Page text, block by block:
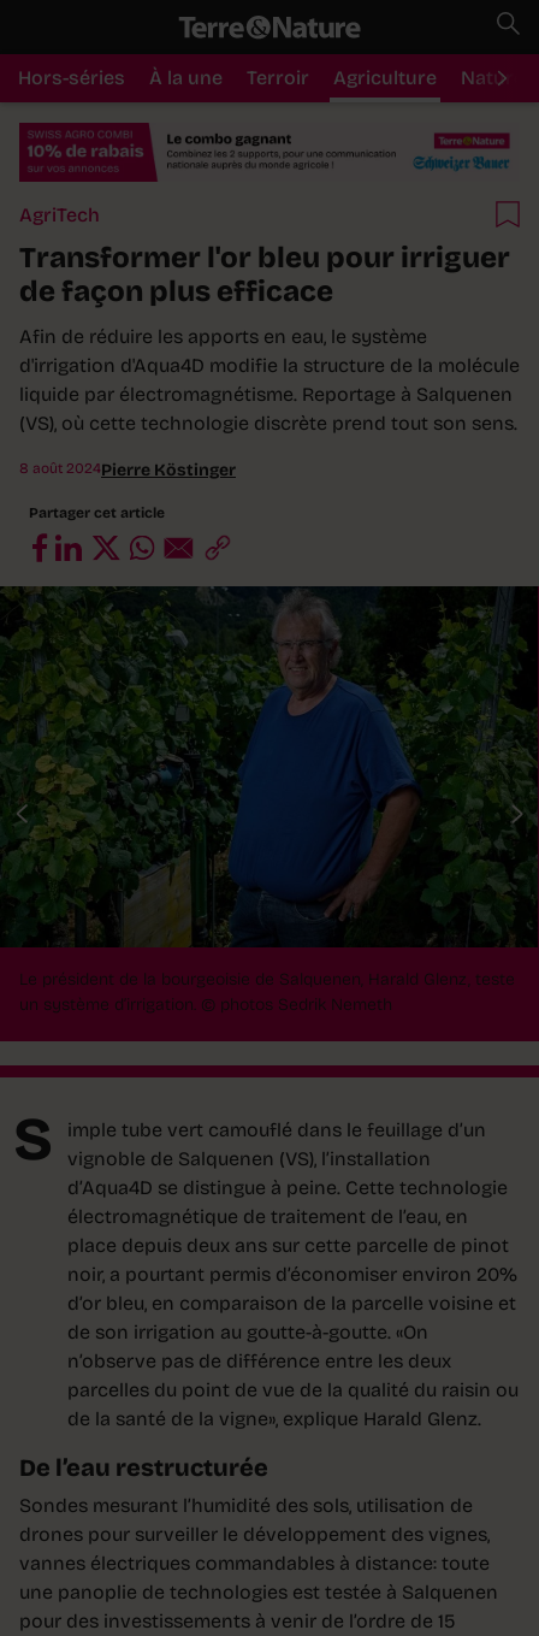
Hors-séries À la une Terroir Agriculture Nature
AgriTech
Transformer l'or bleu pour irriguer
de façon plus efficace
Afin de réduire les apports en eau, le système
d'irrigation d'Aqua4D modifie la structure de la molécule
liquide par électromagnétisme. Reportage à Salquenen
(VS), où cette technologie discrète prend tout son sens.
8 août 2024Pierre Köstinger
Partager cet article
Le président de la bourgeoisie de Salquenen, Harald Glenz, teste
un système d’irrigation. © photos Sedrik Nemeth
S
imple tube vert camouflé dans le feuillage d’un
vignoble de Salquenen (VS), l’installation
d’Aqua4D se distingue à peine. Cette technologie
électromagnétique de traitement de l’eau, en
place depuis deux ans sur cette parcelle de pinot
noir, a pourtant permis d’économiser environ 20%
d’or bleu, en comparaison de la parcelle voisine et
de son irrigation au goutte-à-goutte. «On
n’observe pas de différence entre les deux
parcelles du point de vue de la qualité du raisin ou
de la santé de la vigne», explique Harald Glenz.
De l’eau restructurée
Sondes mesurant l’humidité des sols, utilisation de
drones pour surveiller le développement des vignes,
vannes électriques commandables à distance: toute
une panoplie de technologies est testée à Salquenen
pour des investissements à venir de l’ordre de 15